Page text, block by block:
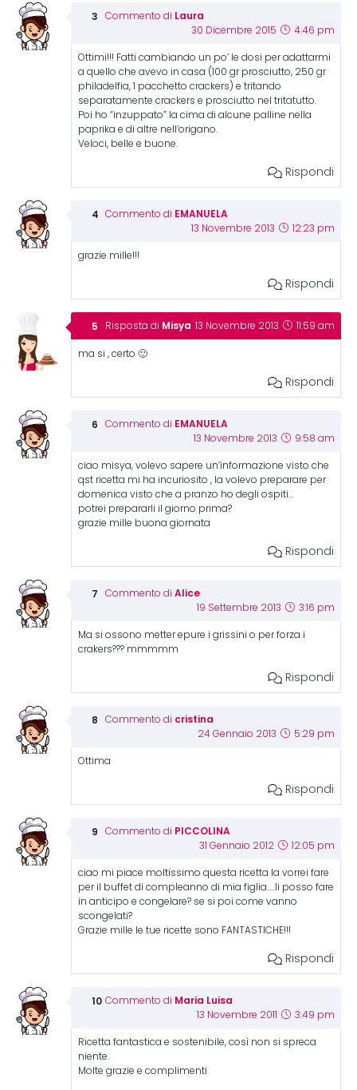
Commento di Laura
30 Dicembre 2015 4:46 pm
Ottimi!!! Fatti cambiando un po’ le dosi per adattarmi
a quello che avevo in casa (100 gr prosciutto, 250 gr
philadelfia, 1 pacchetto crackers) e tritando
separatamente crackers e prosciutto nel tritatutto.
Poi ho “inzuppato” la cima di alcune palline nella
paprika e di altre nell’origano.
Veloci, belle e buone.
Rispondi
Commento di EMANUELA
13 Novembre 2013 12:23 pm
grazie mille!!!
Rispondi
Risposta di Misya 13 Novembre 2013 11:59 am
ma si , certo 🙂
Rispondi
Commento di EMANUELA
13 Novembre 2013 9:58 am
ciao misya, volevo sapere un’informazione visto che
qst ricetta mi ha incuriosito , la volevo preparare per
domenica visto che a pranzo ho degli ospiti…
potrei prepararli il giorno prima?
grazie mille buona giornata
Rispondi
Commento di Alice
19 Settembre 2013 3:16 pm
Ma si ossono metter epure i grissini o per forza i
crakers??? mmmmm
Rispondi
Commento di cristina
24 Gennaio 2013 5:29 pm
Ottima
Rispondi
Commento di PICCOLINA
31 Gennaio 2012 12:05 pm
ciao mi piace moltissimo questa ricetta la vorrei fare
per il buffet di compleanno di mia figlia…..li posso fare
in anticipo e congelare? se si poi come vanno
scongelati?
Grazie mille le tue ricette sono FANTASTICHE!!!
Rispondi
Commento di Maria Luisa
13 Novembre 2011 3:49 pm
Ricetta fantastica e sostenibile, così non si spreca
niente.
Molte grazie e complimenti